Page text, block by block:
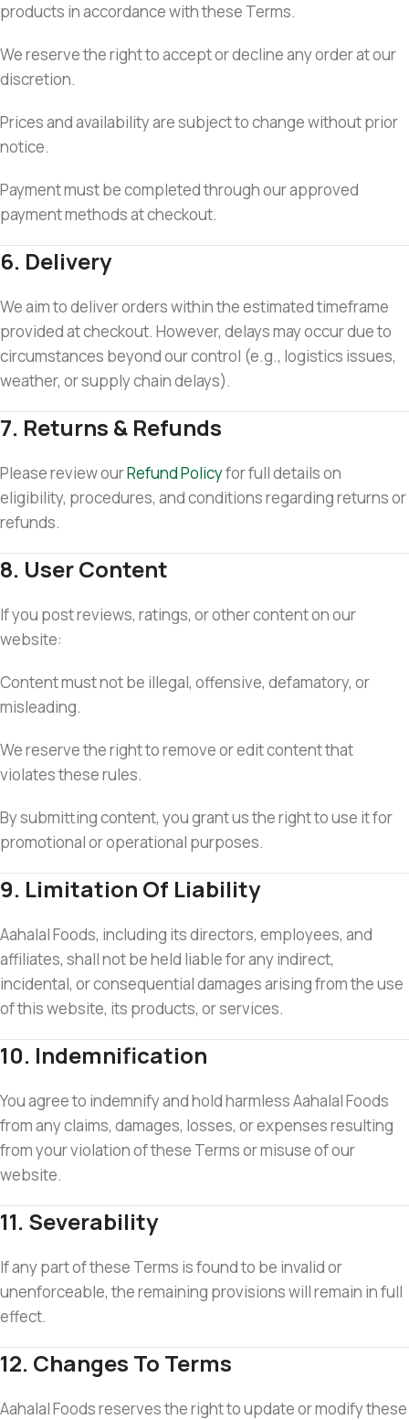
products in accordance with these Terms.
We reserve the right to accept or decline any order at our
discretion.
Prices and availability are subject to change without prior
notice.
Payment must be completed through our approved
payment methods at checkout.
6. Delivery
We aim to deliver orders within the estimated timeframe
provided at checkout. However, delays may occur due to
circumstances beyond our control (e.g., logistics issues,
weather, or supply chain delays).
7. Returns & Refunds
Please review ourRefund Policyfor full details on
eligibility, procedures, and conditions regarding returns or
refunds.
8. User Content
If you post reviews, ratings, or other content on our
website:
Content must not be illegal, offensive, defamatory, or
misleading.
We reserve the right to remove or edit content that
violates these rules.
By submitting content, you grant us the right to use it for
promotional or operational purposes.
9. Limitation Of Liability
Aahalal Foods, including its directors, employees, and
affiliates, shall not be held liable for any indirect,
incidental, or consequential damages arising from the use
of this website, its products, or services.
10. Indemnification
You agree to indemnify and hold harmless Aahalal Foods
from any claims, damages, losses, or expenses resulting
from your violation of these Terms or misuse of our
website.
11. Severability
If any part of these Terms is found to be invalid or
unenforceable, the remaining provisions will remain in full
effect.
12. Changes To Terms
Aahalal Foods reserves the right to update or modify these